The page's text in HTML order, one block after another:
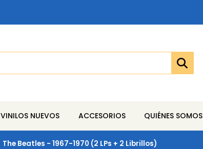
VINILOS NUEVOS ACCESORIOS QUIÉNES SOMOS
The Beatles - 1967-1970 (2 LPs + 2 Librillos)